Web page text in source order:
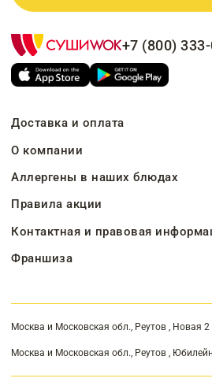
+7 (800)
Доставка и оплата
О компании
Аллергены в наших блюдах
Правила акции
Контактная и правовая
Франшиза
Москва и Московская обл., Реутов , Новая 2
Москва и Московская обл., Реутов ,